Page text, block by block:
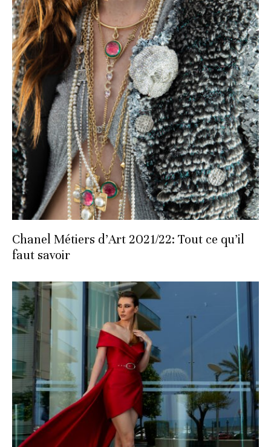
Chanel Métiers d’Art 2021/22: Tout ce qu’il
faut savoir